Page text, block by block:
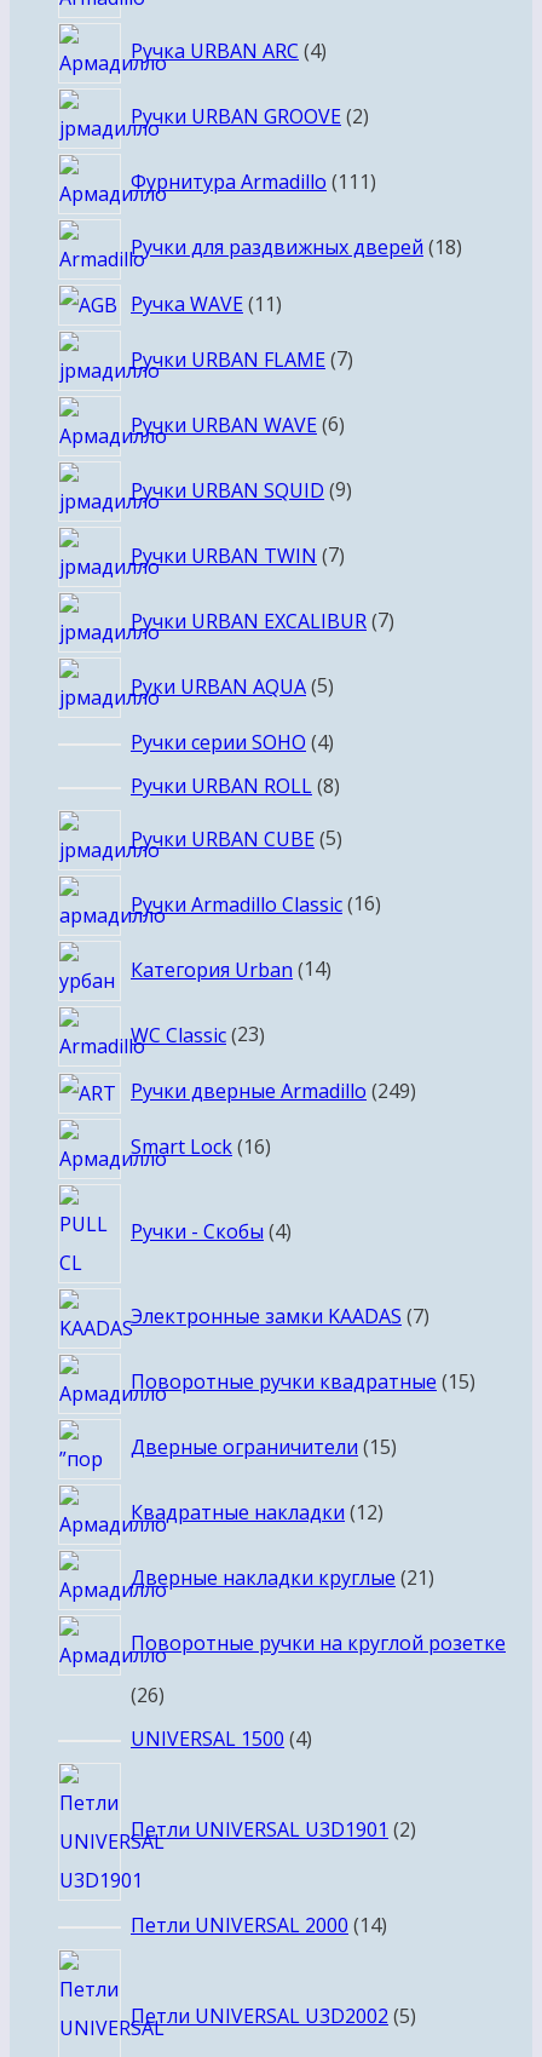
Ручка URBAN ARC 44
Ручки URBAN GROOVE 22
Фурнитура Armadillo 111111
Ручки для раздвижных дверей 1818
Ручка WAVE 1111
Ручки URBAN FLAME 77
Ручки URBAN WAVE 66
Ручки URBAN SQUID 99
Ручки URBAN TWIN 77
Ручки URBAN EXCALIBUR 77
Руки URBAN AQUA 55
Ручки серии SOHO 44
товара
Ручки URBAN ROLL 88
Ручки URBAN CUBE 55
Ручки Armadillo Classic 1616
Категория Urban 1414
WC Classic 2323
Ручки дверные Armadillo 249249
Smart Lock 1616
Ручки - Скобы 4товара
Электронные замки KAADAS 77
Поворотные ручки квадратные 1515
Дверные ограничители 1515
Квадратные накладки 1212
Дверные накладки круглые 2121
Поворотные ручки на круглой розетке
2626
товаров
UNIVERSAL 1500 44
Петли UNIVERSAL U3D1901 2товара
Петли UNIVERSAL 2000 1414
Петли UNIVERSAL U3D2002 5товаров